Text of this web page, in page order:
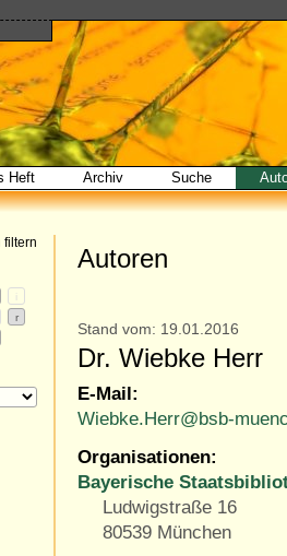
Heft Archiv Suche
Autoren
Stand vom: 19.01.2016
Dr. Wiebke Herr
E-Mail:
Wiebke.Herr@bsb-
Organisationen:
Bayerische
Ludwigstraße 16
80539 München
filtern